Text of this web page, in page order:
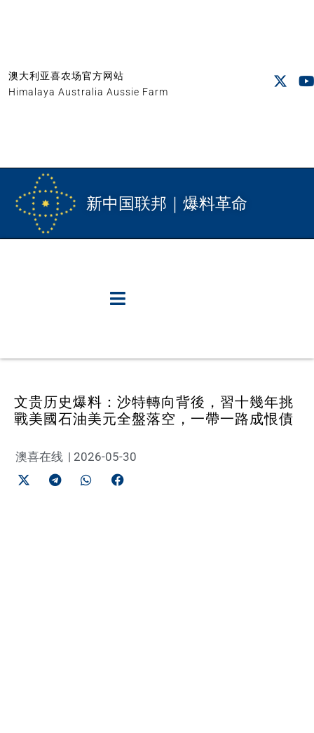
澳大利亚喜农场官方网站
Himalaya Australia Aussie Farm
新中国联邦｜爆料革命
文贵历史爆料：沙特轉向背後，習十幾年挑
戰美國石油美元全盤落空，一帶一路成恨債
澳喜在线 | 2026-05-30